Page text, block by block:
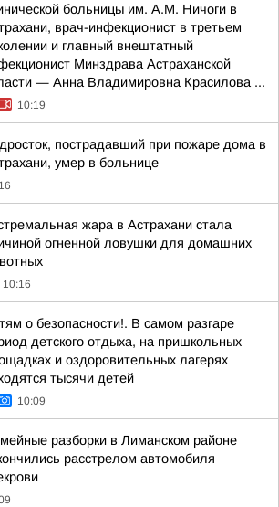
больницы им. А.М. Ничоги в
врач-инфекционист в третьем
и главный внештатный
Минздрава Астраханской
— Анна Владимировна Красилова ...
10:19
пострадавший при пожаре дома в
умер в больнице
жара в Астрахани стала
огненной ловушки для домашних
10:16
о безопасности!. В самом разгаре
детского отдыха, на пришкольных
и оздоровительных лагерях
тысячи детей
10:09
разборки в Лиманском районе
расстрелом автомобиля